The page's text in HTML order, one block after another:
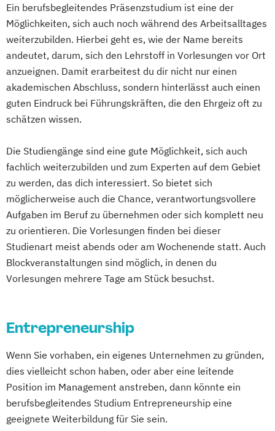
Physiotherapie
Preventive Medicine
Unternehmensführung
Vorbeugender Brandschutz
Wirtschaft und Recht
Ein berufsbegleitendes Präsenzstudium ist eine der
Möglichkeiten, sich auch noch während des Arbeitsalltages
weiterzubilden. Hierbei geht es, wie der Name bereits
andeutet, darum, sich den Lehrstoff in Vorlesungen vor Ort
anzueignen. Damit erarbeitest du dir nicht nur einen
akademischen Abschluss, sondern hinterlässt auch einen
guten Eindruck bei Führungskräften, die den Ehrgeiz oft zu
schätzen wissen.
Die Studiengänge sind eine gute Möglichkeit, sich auch
fachlich weiterzubilden und zum Experten auf dem Gebiet
zu werden, das dich interessiert. So bietet sich
möglicherweise auch die Chance, verantwortungsvollere
Aufgaben im Beruf zu übernehmen oder sich komplett neu
zu orientieren. Die Vorlesungen finden bei dieser
Studienart meist abends oder am Wochenende statt. Auch
Blockveranstaltungen sind möglich, in denen du
Vorlesungen mehrere Tage am Stück besuchst.
Entrepreneurship
Wenn Sie vorhaben, ein eigenes Unternehmen zu gründen,
dies vielleicht schon haben, oder aber eine leitende
Position im Management anstreben, dann könnte ein
berufsbegleitendes Studium Entrepreneurship eine
geeignete Weiterbildung für Sie sein.